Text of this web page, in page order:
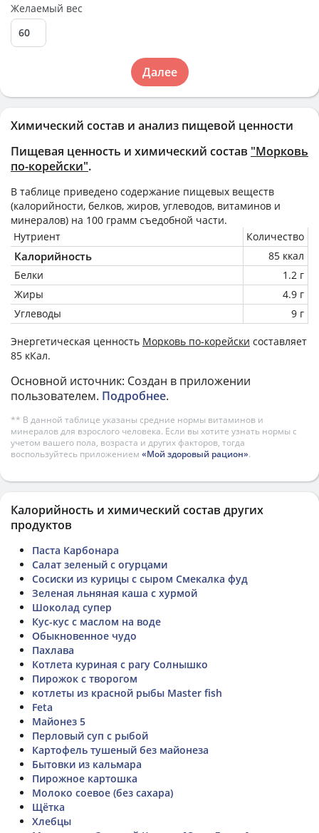
Химический состав и анализ пищевой ценности
Пищевая ценность и химический состав "Морковь
по-корейски".
В таблице приведено содержание пищевых веществ
(калорийности, белков, жиров, углеводов, витаминов и
минералов) на 100 грамм съедобной части.
Нутриент
Количество
Калорийность
85 ккал
Белки
1.2 г
Жиры
4.9 г
Углеводы
9 г
Энергетическая ценность Морковь по-корейски составляет
85 кКал.
Основной источник: Создан в приложении
пользователем. Подробнее.
** В данной таблице указаны средние нормы витаминов и
минералов для взрослого человека. Если вы хотите узнать нормы с
учетом вашего пола, возраста и других факторов, тогда
воспользуйтесь приложением «Мой здоровый рацион».
Желаемый вес
Далее
Калорийность и химический состав других
продуктов
Паста Карбонара
Салат зеленый с огурцами
Сосиски из курицы с сыром Смекалка фуд
Зеленая льняная каша с хурмой
Шоколад супер
Кус-кус с маслом на воде
Обыкновенное чудо
Пахлава
Котлета куриная с рагу Солнышко
Пирожок с творогом
котлеты из красной рыбы Master fish
Feta
Майонез 5
Перловый суп с рыбой
Картофель тушеный без майонеза
Бытовки из кальмара
Пирожное картошка
Молоко соевое (без сахара)
Щётка
Хлебцы